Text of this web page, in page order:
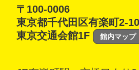
〒100-0006
東京都千代田区有楽町2-
東京交通会館1F
館内マップ